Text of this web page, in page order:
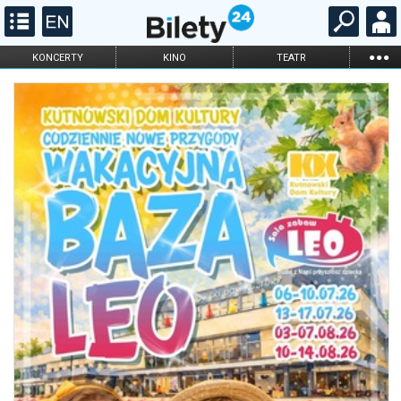
KONCERTY KINO TEATR ...
FILHARMONIA OPERA I BALET
STAND-UP
DLA DZIECI
ONLINE KARNETY